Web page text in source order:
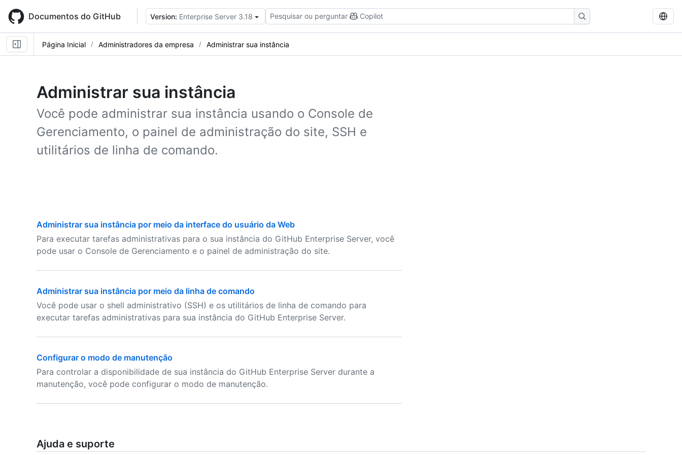
main
content
Documentos do GitHub Version: Enterprise Server 3.18 Pesquisar ou perguntar Copilot
Página Inicial Administradores da empresa Administrar sua instância
Administrar sua instância
Você pode administrar sua instância usando o Console de
Gerenciamento, o painel de administração do site, SSH e
utilitários de linha de comando.
Administrar sua instância por meio da interface do usuário da Web
Para executar tarefas administrativas para o sua instância do GitHub Enterprise Server, você
pode usar o Console de Gerenciamento e o painel de administração do site.
Administrar sua instância por meio da linha de comando
Você pode usar o shell administrativo (SSH) e os utilitários de linha de comando para
executar tarefas administrativas para sua instância do GitHub Enterprise Server.
Configurar o modo de manutenção
Para controlar a disponibilidade de sua instância do GitHub Enterprise Server durante a
manutenção, você pode configurar o modo de manutenção.
Ajuda e suporte